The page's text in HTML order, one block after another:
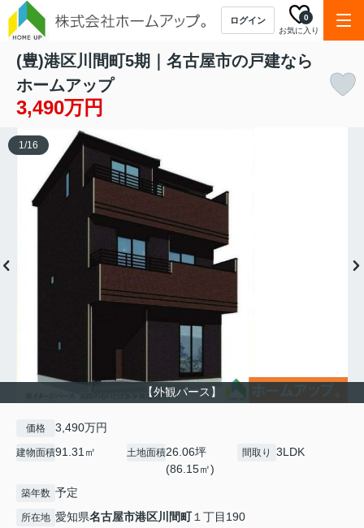
ログイン
お気に入り
0
(豊)港区川間町5期｜名古屋市の戸建なら
ホームアップ
3,490万円
【外観パース】
1/16
価格 3,490万円
建物面積91.31㎡ 土地面積26.06坪
(86.15㎡)
間取り 3LDK
築年数 予定
所在地 愛知県名古屋市港区川間町１丁目190